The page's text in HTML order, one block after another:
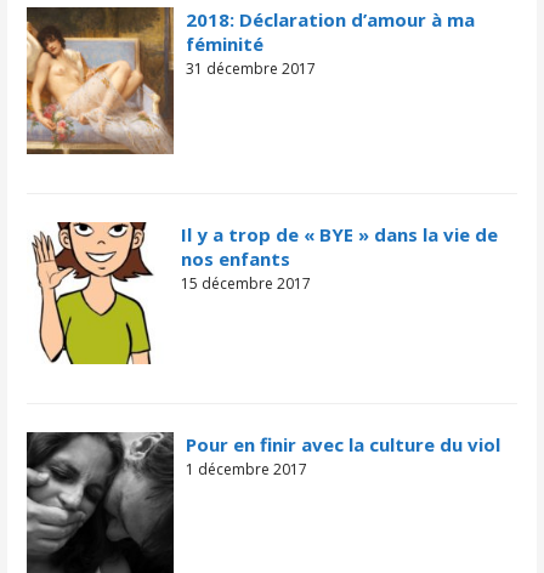
2018: Déclaration d’amour à ma
féminité
31 décembre 2017
Il y a trop de « BYE » dans la vie de
nos enfants
15 décembre 2017
Pour en finir avec la culture du viol
1 décembre 2017